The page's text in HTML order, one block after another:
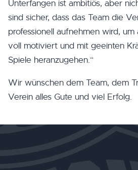
Unterfangen ist ambitiös, aber
sind sicher, dass das Team die
professionell aufnehmen wird,
voll motiviert und mit geeinten
Spiele heranzugehen.“
Wir wünschen dem Team, dem
Verein alles Gute und viel Erfolg.